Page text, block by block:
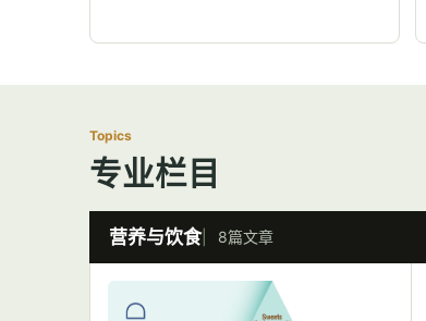
Topics
专业栏目
营养与饮食 8篇文章